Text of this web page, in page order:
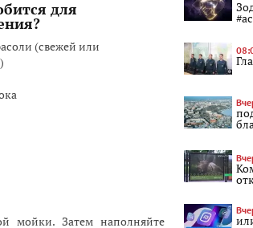
для
(свежей или
мойки. Затем наполняйте